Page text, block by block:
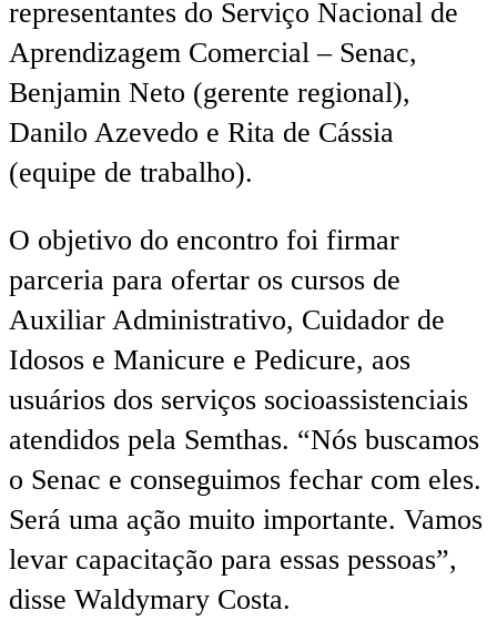
representantes do Serviço Nacional de
Aprendizagem Comercial – Senac,
Benjamin Neto (gerente regional),
Danilo Azevedo e Rita de Cássia
(equipe de trabalho).
O objetivo do encontro foi firmar
parceria para ofertar os cursos de
Auxiliar Administrativo, Cuidador de
Idosos e Manicure e Pedicure, aos
usuários dos serviços socioassistenciais
atendidos pela Semthas. “Nós buscamos
o Senac e conseguimos fechar com eles.
Será uma ação muito importante. Vamos
levar capacitação para essas pessoas”,
disse Waldymary Costa.